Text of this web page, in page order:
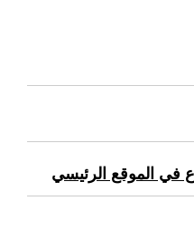
في الموقع الرئيسي